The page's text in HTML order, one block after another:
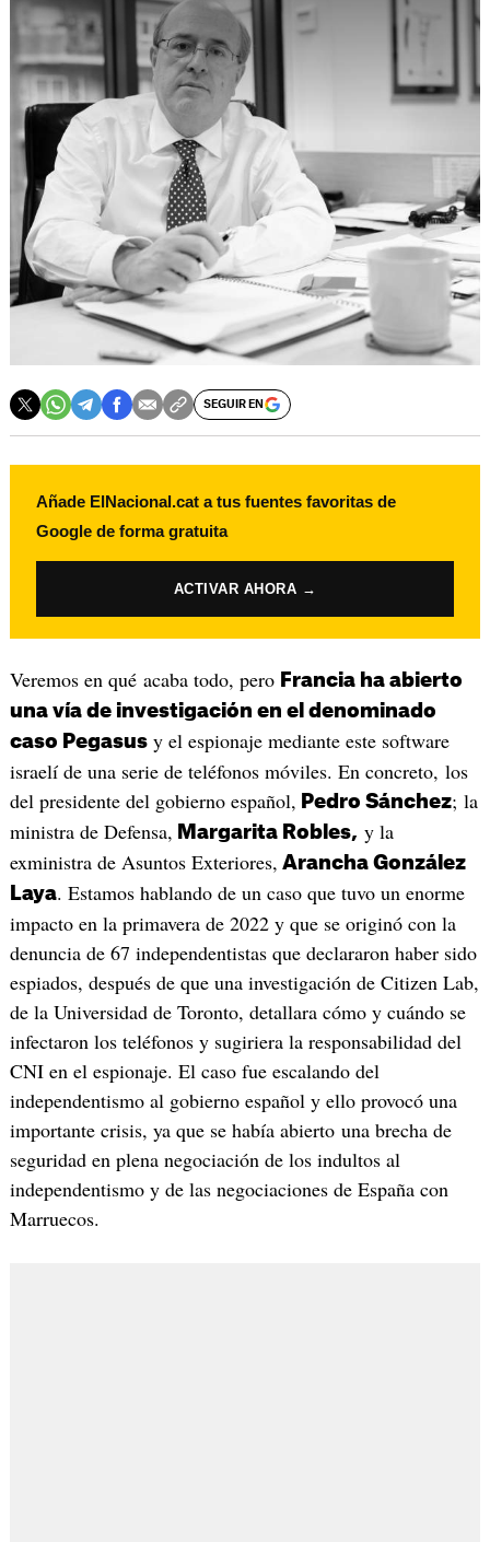
SEGUIR EN
Añade ElNacional.cat a tus fuentes favoritas de
Google de forma gratuita
ACTIVAR AHORA →
Veremos en qué acaba todo, pero Francia ha abierto
una vía de investigación en el denominado
caso Pegasusy el espionaje mediante este software
israelí de una serie de teléfonos móviles. En concreto, los
del presidente del gobierno español, Pedro Sánchez; la
ministra de Defensa, Margarita Robles, y la
exministra de Asuntos Exteriores, Arancha González
Laya. Estamos hablando de un caso que tuvo un enorme
impacto en la primavera de 2022 y que se originó con la
denuncia de 67 independentistas que declararon haber sido
espiados, después de que una investigación de Citizen Lab,
de la Universidad de Toronto, detallara cómo y cuándo se
infectaron los teléfonos y sugiriera la responsabilidad del
CNI en el espionaje. El caso fue escalando del
independentismo al gobierno español y ello provocó una
importante crisis, ya que se había abierto una brecha de
seguridad en plena negociación de los indultos al
independentismo y de las negociaciones de España con
Marruecos.